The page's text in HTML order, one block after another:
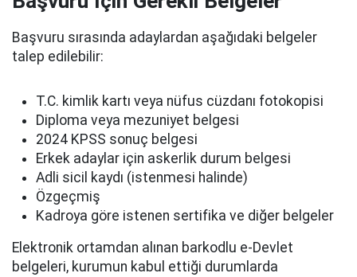
Başvuru sırasında adaylardan aşağıdaki belgeler
talep edilebilir:
T.C. kimlik kartı veya nüfus cüzdanı fotokopisi
Diploma veya mezuniyet belgesi
2024 KPSS sonuç belgesi
Erkek adaylar için askerlik durum belgesi
Adli sicil kaydı (istenmesi halinde)
Özgeçmiş
Kadroya göre istenen sertifika ve diğer belgeler
Elektronik ortamdan alınan barkodlu e-Devlet
belgeleri, kurumun kabul ettiği durumlarda